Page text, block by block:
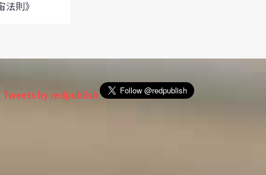
法則》
Tweets by redpublish